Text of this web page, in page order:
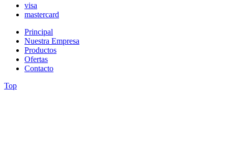
visa
mastercard
Principal
Nuestra Empresa
Productos
Ofertas
Contacto
Top